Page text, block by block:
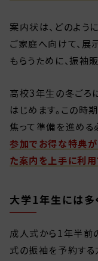
案内状は、どのよう
ご家庭へ向けて、
もらうために、振袖
高校3年生の冬ごろ
はじめます。この時
焦って準備を進める
参加でお得な特典が
た案内を上手に利用
大学1年生には多
成人式から1年半前
式の振袖を予約する